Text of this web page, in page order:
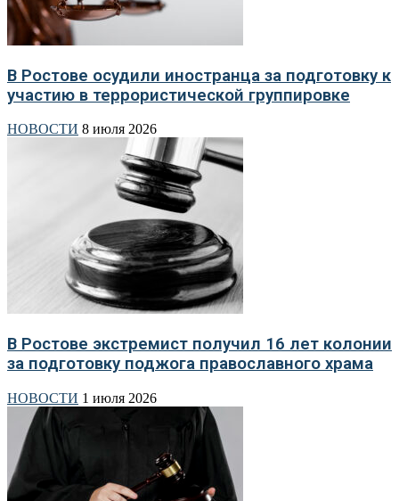
В Ростове осудили иностранца за подготовку к
участию в террористической группировке
НОВОСТИ 8 июля 2026
В Ростове экстремист получил 16 лет колонии
за подготовку поджога православного храма
НОВОСТИ 1 июля 2026